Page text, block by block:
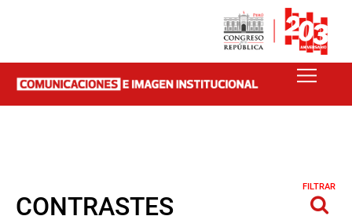
CONTRASTES
FILTRAR